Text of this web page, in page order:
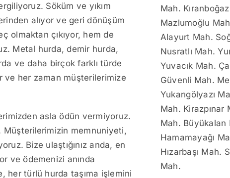
Söküm ve yıkım
alıyor ve geri dönüşüm
olmaktan çıkıyor, hem de
Metal hurda, demir hurda,
ve daha birçok farklı türde
ve her zaman müşterilerimize
asla ödün vermiyoruz.
Müşterilerimizin memnuniyeti,
Bize ulaştığınız anda, en
ve ödemenizi anında
her türlü hurda taşıma işlemini
Mah.
Mazlumoğlu
Alayurt Mah.
Nusratlı Mah.
Yuvacık Mah.
Güvenli Mah.
Yukarıgölyazı
Mah. Kirazpınar
Mah. Büyükalan
Hamamayağı
Hızarbaşı Mah.
Mah.